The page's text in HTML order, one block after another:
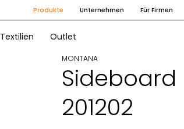
Produkte Unternehmen Für Firmen
Textilien Outlet
MONTANA
201202